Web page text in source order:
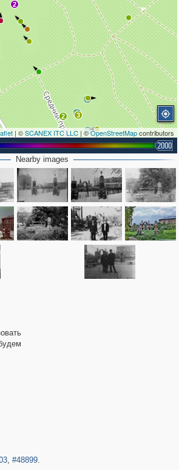
2
2 3
2
| ©SCANEX ITC LLC | ©OpenStreetMapcontributors
2000
Nearby images
, #48899.